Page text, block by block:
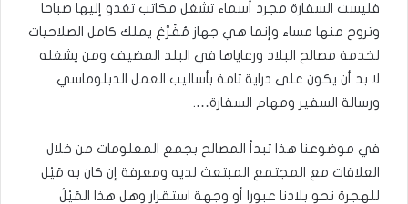
فليست السفارة مجرد أسماء تشغل مكاتب تغدو إليها صباحا
وتروح منها مساء وإنما هي جهاز مُفَرَّغ يملك كامل الصلاحيات
لخدمة مصالح البلاد ورعاياها في البلد المضيف ومن يشغله
لا بد أن يكون على دراية تامة بأساليب العمل الدبلوماسي
ورسالة السفير ومهام السفارة….
في موضوعنا هذا تبدأ المصالح بجمع المعلومات من خلال
العلاقات مع المجتمع المبتعث لديه ومعرفة إن كان به مَيْل
للهجرة نحو بلادنا عبورا أو وجهة استقرار وهل هذا المَيْلُ